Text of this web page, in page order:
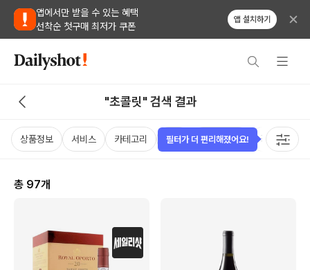
앱에서만 받을 수 있는 혜택
선착순 첫구매 최저가 쿠폰
앱 설치하기
"초콜릿" 검색 결과
상품정보 서비스 카테고리 가격 비비노점수 국가 용량
총 97개
필터가 더 편리해졌어요!